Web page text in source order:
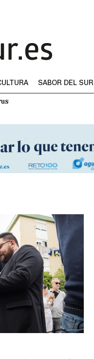
SABOR DEL SUR